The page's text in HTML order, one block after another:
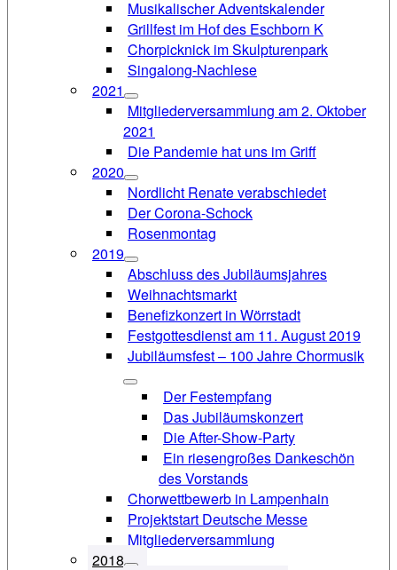
Musikalischer Adventskalender
Grillfest im Hof des Eschborn K
Chorpicknick im Skulpturenpark
Singalong-Nachlese
2021
Mitgliederversammlung am 2. Oktober
2021
Die Pandemie hat uns im Griff
2020
Nordlicht Renate verabschiedet
Der Corona-Schock
Rosenmontag
2019
Abschluss des Jubiläumsjahres
Weihnachtsmarkt
Benefizkonzert in Wörrstadt
Festgottesdienst am 11. August 2019
Jubiläumsfest – 100 Jahre Chormusik
Der Festempfang
Das Jubiläumskonzert
Die After-Show-Party
Ein riesengroßes Dankeschön
des Vorstands
Chorwettbewerb in Lampenhain
Projektstart Deutsche Messe
Mitgliederversammlung
2018